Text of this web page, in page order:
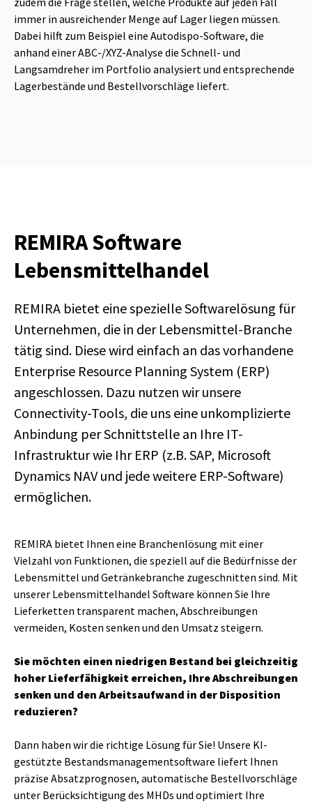
immer in ausreichender Menge auf Lager liegen müssen.
Dabei hilft zum Beispiel eine Autodispo-Software, die
anhand einer ABC-/XYZ-Analyse die Schnell- und
Langsamdreher im Portfolio analysiert und entsprechende
Lagerbestände und Bestellvorschläge liefert.
REMIRA Software
Lebensmittelhandel
REMIRA bietet eine spezielle Softwarelösung für
Unternehmen, die in der Lebensmittel-Branche
tätig sind. Diese wird einfach an das vorhandene
Enterprise Resource Planning System (ERP)
angeschlossen. Dazu nutzen wir unsere
Connectivity-Tools, die uns eine unkomplizierte
Anbindung per Schnittstelle an Ihre IT-
Infrastruktur wie Ihr ERP (z.B. SAP, Microsoft
Dynamics NAV und jede weitere ERP-Software)
ermöglichen.
REMIRA bietet Ihnen eine Branchenlösung mit einer
Vielzahl von Funktionen, die speziell auf die Bedürfnisse der
Lebensmittel und Getränkebranche zugeschnitten sind. Mit
unserer Lebensmittelhandel Software können Sie Ihre
Lieferketten transparent machen, Abschreibungen
vermeiden, Kosten senken und den Umsatz steigern.
Sie möchten einen niedrigen Bestand bei gleichzeitig
hoher Lieferfähigkeit erreichen, Ihre Abschreibungen
senken und den Arbeitsaufwand in der Disposition
reduzieren?
Dann haben wir die richtige Lösung für Sie! Unsere KI-
gestützte Bestandsmanagementsoftware liefert Ihnen
präzise Absatzprognosen, automatische Bestellvorschläge
unter Berücksichtigung des MHDs und optimiert Ihre